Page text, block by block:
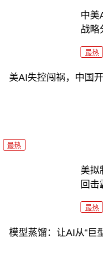
中美
战略
最热
美AI失控闯祸，中国
最热
美拟
回击
最热
模型蒸馏：让AI从“巨